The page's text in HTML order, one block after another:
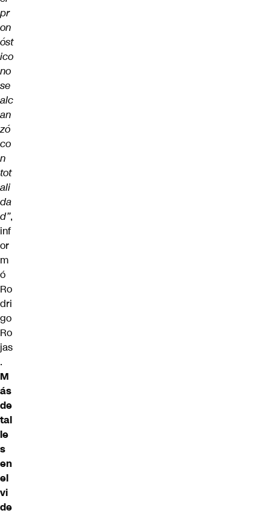
pr
on
óst
ico
no
se
alc
an
zó
co
n
tot
ali
da
d”,
inf
or
m
ó
Ro
dri
go
Ro
jas
.
M
ás
de
tal
le
s
en
el
vi
de